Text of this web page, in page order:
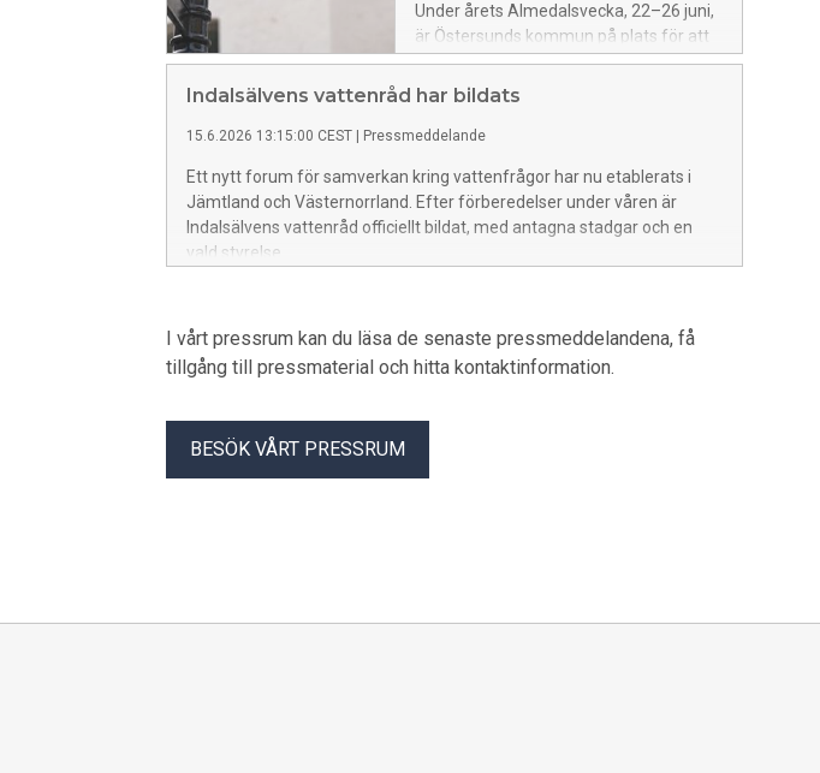
Under årets Almedalsvecka, 22–26 juni,
är Östersunds kommun på plats för att
driva frågor som är avgörande för
kommunens och länets utveckling.
statliga infrastruktursatsningar,
strategier för att säkra framtidens
kompetensförsörjning till både näringsliv
och offentlig sektor.
Indalsälvens vattenråd har bildats
15.6.2026 13:15:00 CEST Pressmeddelande
Ett nytt forum för samverkan kring vattenfrågor har nu etablerats i
Jämtland och Västernorrland. Efter förberedelser under våren är
Indalsälvens vattenråd officiellt bildat, med antagna stadgar och en
vald styrelse.
I vårt pressrum kan du läsa de senaste pressmeddelandena, få
tillgång till pressmaterial och hitta kontaktinformation.
BESÖK VÅRT PRESSRUM